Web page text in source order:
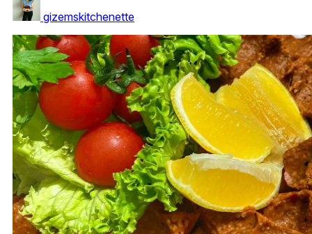
gizemskitchenette